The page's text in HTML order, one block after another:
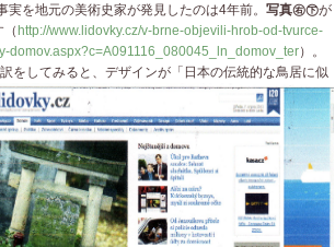
を地元の美術史家が発見したのは4年前。 写真㊨㊦が
（http://www.lidovky.cz/v-brne-objevili-hrob-od-tvurce-
domov.aspx?c=A091116_080045_ln_domov_ter）。
をしてみると、デザインが「日本の伝統的な鳥居に似